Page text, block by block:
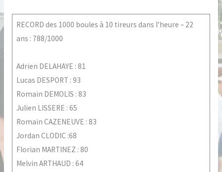
RECORD des 1000 boules à 10 tireurs dans l’heure – 22
ans : 788/1000
Adrien DELAHAYE : 81
Lucas DESPORT : 93
Romain DEMOLIS : 83
Julien LISSERE : 65
Romain CAZENEUVE : 83
Jordan CLODIC :68
Florian MARTINEZ : 80
Melvin ARTHAUD : 64